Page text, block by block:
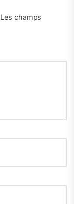
Les champs